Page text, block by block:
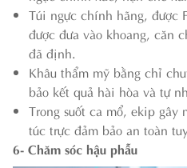
Túi ngực chính hãng, được
được đưa vào khoang, căn
đã định.
Khâu thẩm mỹ bằng chỉ
bảo kết quả hài hòa và tự
Trong suốt ca mổ, ekip
túc trực đảm bảo an toàn
6- Chăm sóc hậu phẫu